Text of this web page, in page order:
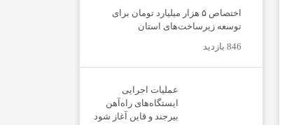
اختصاص ۵ هزار میلیارد تومان برای
توسعه زیرساخت‌های استان
846 بازدید
عملیات اجرایی
ایستگاه‌های راه‌آهن
بیرجند و قاین آغاز شود